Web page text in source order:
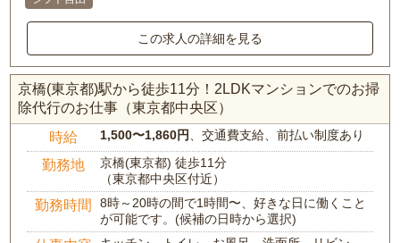
この求人の詳細を見る
京橋(東京都)駅から徒歩11分！2LDKマンションでのお掃
除代行のお仕事（東京都中央区）
時給 1,500〜1,860円 、交通費支給、前払い制度あり
勤務地
京橋(東京都) 徒歩11分
（東京都中央区付近）
勤務時間
8時～20時の間で1時間〜、好きな日に働くこと
が可能です。(候補の日時から選択)